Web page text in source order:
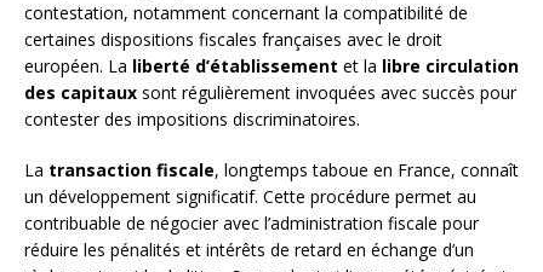
contestation, notamment concernant la compatibilité de
certaines dispositions fiscales françaises avec le droit
européen. La liberté d’établissement et la libre circulation
des capitaux sont régulièrement invoquées avec succès pour
contester des impositions discriminatoires.
La transaction fiscale, longtemps taboue en France, connaît
un développement significatif. Cette procédure permet au
contribuable de négocier avec l’administration fiscale pour
réduire les pénalités et intérêts de retard en échange d’un